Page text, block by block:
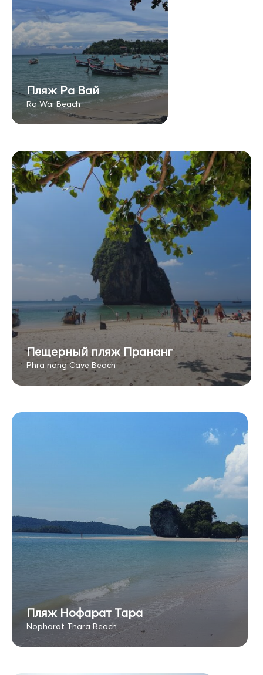
Пляж Ра Вай
Ra Wai Beach
Пещерный пляж Прананг
Phra nang Cave Beach
Пляж Нофарат Тара
Nopharat Thara Beach